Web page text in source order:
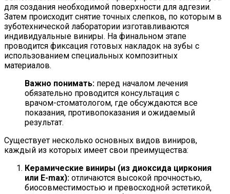
для создания необходимой поверхности для адгезии.
Затем происходит снятие точных слепков, по которым в
зуботехнической лаборатории изготавливаются
индивидуальные виниры. На финальном этапе
проводится фиксация готовых накладок на зубы с
использованием специальных композитных
материалов.
Важно понимать: перед началом лечения
обязательно проводится консультация с
врачом-стоматологом, где обсуждаются все
показания, противопоказания и ожидаемый
результат.
Существует несколько основных видов виниров,
каждый из которых имеет свои преимущества:
Керамические виниры (из диоксида циркония
или E-max): отличаются высокой прочностью,
биосовместимостью и превосходной эстетикой,